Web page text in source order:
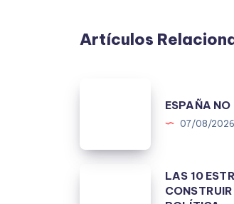
Artículos
EN
ESPAÑA
07/08/2026
LAS 10